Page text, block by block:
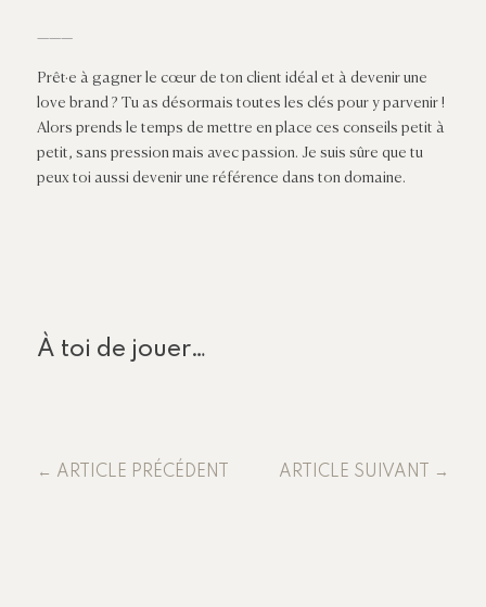
———
Prêt·e à gagner le cœur de ton client idéal et à devenir une
love brand ? Tu as désormais toutes les clés pour y parvenir !
Alors prends le temps de mettre en place ces conseils petit à
petit, sans pression mais avec passion. Je suis sûre que tu
peux toi aussi devenir une référence dans ton domaine.
À toi de jouer…
← ARTICLE PRÉCÉDENT ARTICLE SUIVANT →